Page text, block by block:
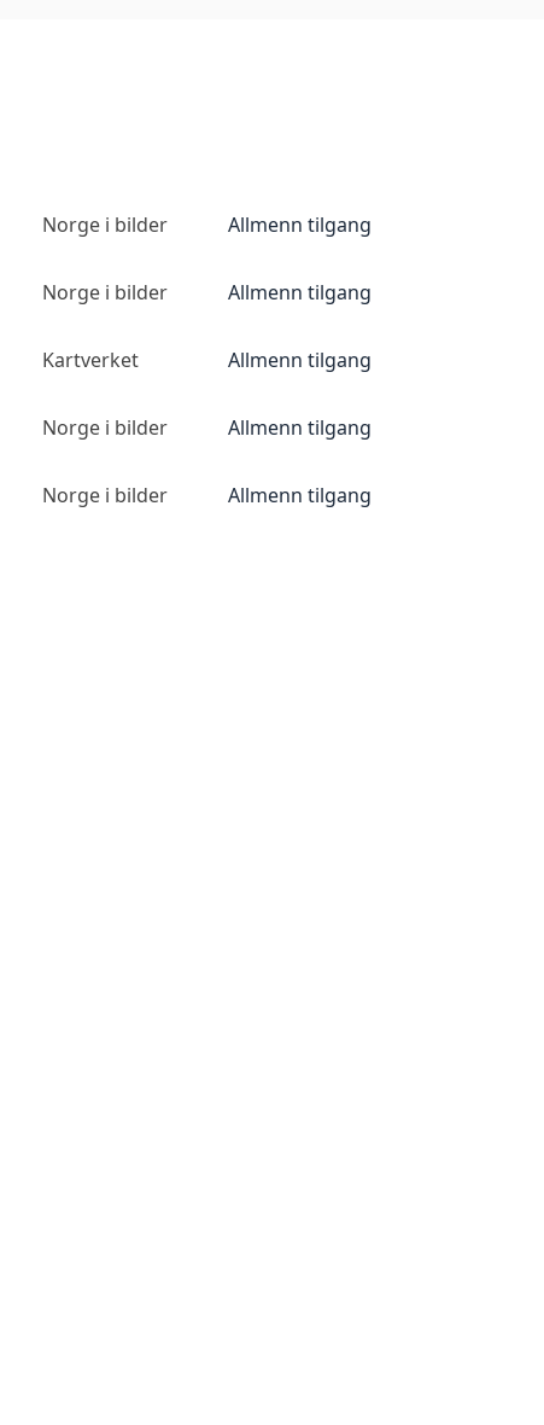
Norge i bilder Allmenn tilgang
Norge i bilder Allmenn tilgang
Kartverket Allmenn tilgang
Norge i bilder Allmenn tilgang
Norge i bilder Allmenn tilgang